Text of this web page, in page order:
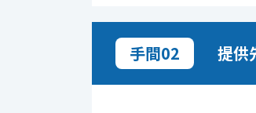
手間02 提供